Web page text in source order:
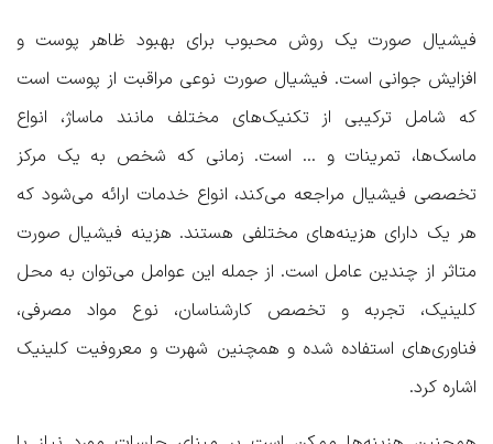
فیشیال صورت یک روش محبوب برای بهبود ظاهر پوست و
افزایش جوانی است. فیشیال صورت نوعی مراقبت از پوست است
که شامل ترکیبی از تکنیک‌های مختلف مانند ماساژ، انواع
ماسک‌ها، تمرینات و … است. زمانی که شخص به یک مرکز
تخصصی فیشیال مراجعه می‌کند، انواع خدمات ارائه می‌شود که
هر یک دارای هزینه‌های مختلفی هستند. هزینه فیشیال صورت
متاثر از چندین عامل است. از جمله این عوامل می‌توان به محل
کلینیک، تجربه و تخصص کارشناسان، نوع مواد مصرفی،
فناوری‌های استفاده شده و همچنین شهرت و معروفیت کلینیک
اشاره کرد.